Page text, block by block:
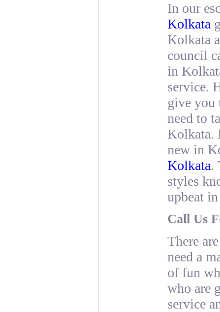
In our
Kolkata
Kolkata
council
in
service.
give you
need to
Kolkata.
new in
Kolkata.
styles
upbeat
Call Us
There
need a
of fun
who are
service